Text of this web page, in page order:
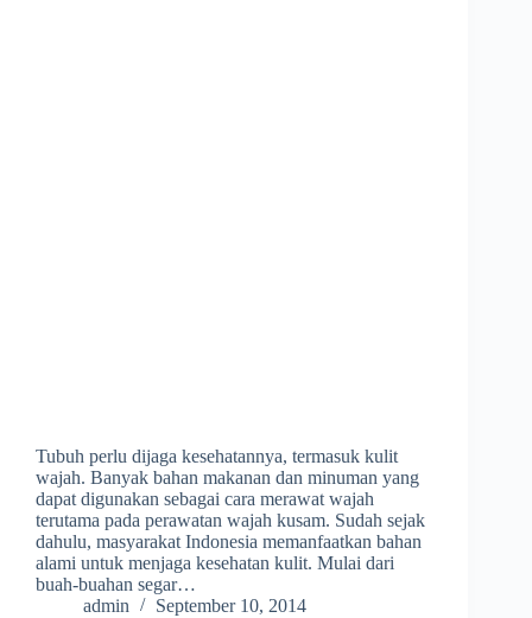
Tubuh perlu dijaga kesehatannya, termasuk kulit
wajah. Banyak bahan makanan dan minuman yang
dapat digunakan sebagai cara merawat wajah
terutama pada perawatan wajah kusam. Sudah sejak
dahulu, masyarakat Indonesia memanfaatkan bahan
alami untuk menjaga kesehatan kulit. Mulai dari
buah-buahan segar…
admin
September 10, 2014